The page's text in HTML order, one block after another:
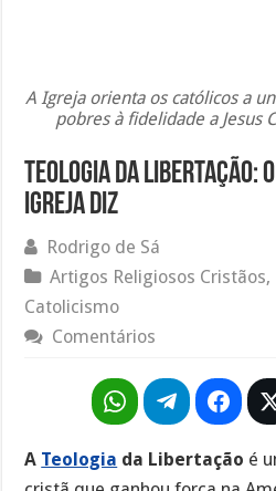
A Igreja orienta os católicos a
pobres à fidelidade a Jesus
Teologia da Libertação: O
Igreja Diz
Rodrigo de Sá
Artigos Religiosos Cristãos,
Catolicismo
Comentários
A Teologia da Libertação é